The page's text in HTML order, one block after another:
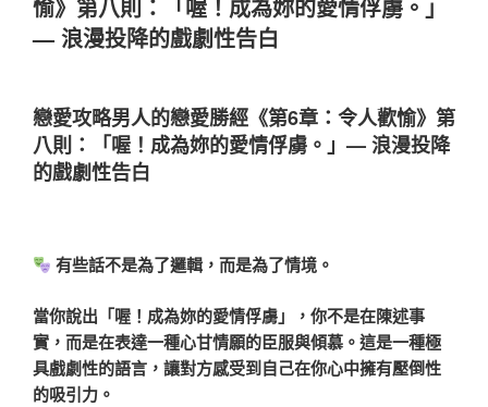
愉》第八則：「喔！成為妳的愛情俘虜。」
— 浪漫投降的戲劇性告白
戀愛攻略男人的戀愛勝經《第6章：令人歡愉》第
八則：「喔！成為妳的愛情俘虜。」— 浪漫投降
的戲劇性告白
有些話不是為了邏輯，而是為了情境。
當你說出「喔！成為妳的愛情俘虜」，你不是在陳述事
實，而是在表達一種心甘情願的臣服與傾慕。這是一種極
具戲劇性的語言，讓對方感受到自己在你心中擁有壓倒性
的吸引力。